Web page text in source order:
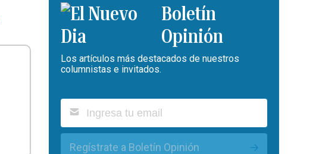
Boletín
Opinión
Los artículos más destacados de nuestros
columnistas e invitados.
Regístrate a Boletín Opinión